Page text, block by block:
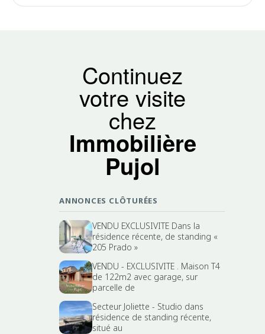
Continuez
votre visite
chez
Immobilière
Pujol
ANNONCES CLÔTURÉES
VENDU EXCLUSIVITE Dans la
résidence récente, de standing «
205 Prado »
VENDU - EXCLUSIVITE . Maison T4
de 122m2 avec garage, sur
parcelle de
Secteur Joliette - Studio dans
résidence de standing récente,
situé au